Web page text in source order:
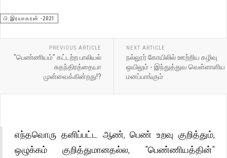
பி.இரயாகரன் -2021
PREVIOUS ARTICLE
"பெண்ணியம்" கட்டற்ற பாலியல்
சுதந்திரத்தையா
முன்வைக்கின்றது!?
NEXT ARTICLE
நல்லூர் கோயிலில் ஊற்றிய கழிவு
ஒயிலும் - இந்துத்துவ வெள்ளாளிய
மனப்பாங்கும்
எந்தவொரு தனிப்பட்ட ஆண், பெண் உறவு குறித்தும்,
ஒழுக்கம் குறித்துமானதல்ல, "பெண்ணியத்தின்"